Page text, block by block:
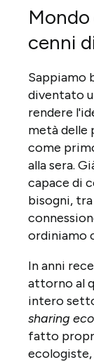
cenni
Sappiamo
diventato
rendere
metà delle
come
alla sera.
capace di
bisogni,
ordiniamo
In anni
attorno al
intero
sharing
fatto